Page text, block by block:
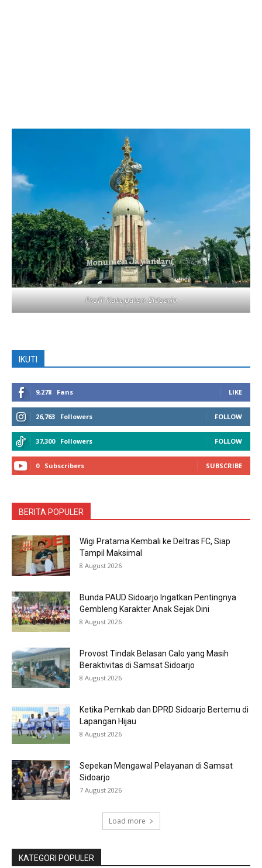
Profil Kabupaten Sidoarjo
IKUTI
9,278 Fans LIKE
26,763 Followers FOLLOW
37,300 Followers FOLLOW
0 Subscribers SUBSCRIBE
BERITA POPULER
Wigi Pratama Kembali ke Deltras FC, Siap
Tampil Maksimal
8 August 2026
Bunda PAUD Sidoarjo Ingatkan Pentingnya
Gembleng Karakter Anak Sejak Dini
8 August 2026
Provost Tindak Belasan Calo yang Masih
Beraktivitas di Samsat Sidoarjo
8 August 2026
Ketika Pemkab dan DPRD Sidoarjo Bertemu di
Lapangan Hijau
8 August 2026
Sepekan Mengawal Pelayanan di Samsat
Sidoarjo
7 August 2026
Load more
KATEGORI POPULER